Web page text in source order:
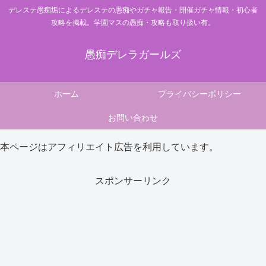
デレステ愚痴垢によるデレステの愚痴やガチャ報告・開催ガチャ情報・初心者
攻略を掲載。学園マスの愚痴・攻略も取り扱い有。
愚痴デレラガールズ
ホーム プライバシーポリシー
お問い合わせ
本ページはアフィリエイト広告を利用しています。
スポンサーリンク